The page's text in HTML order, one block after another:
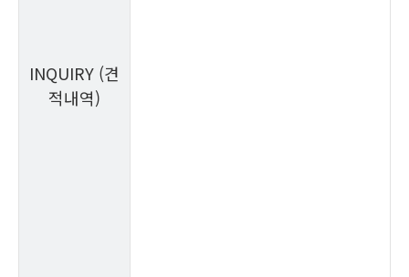
INQUIRY (견
적내역)